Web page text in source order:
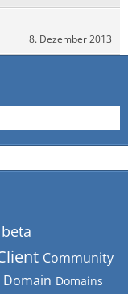
8. Dezember 2013
beta
Community
Domain Domains